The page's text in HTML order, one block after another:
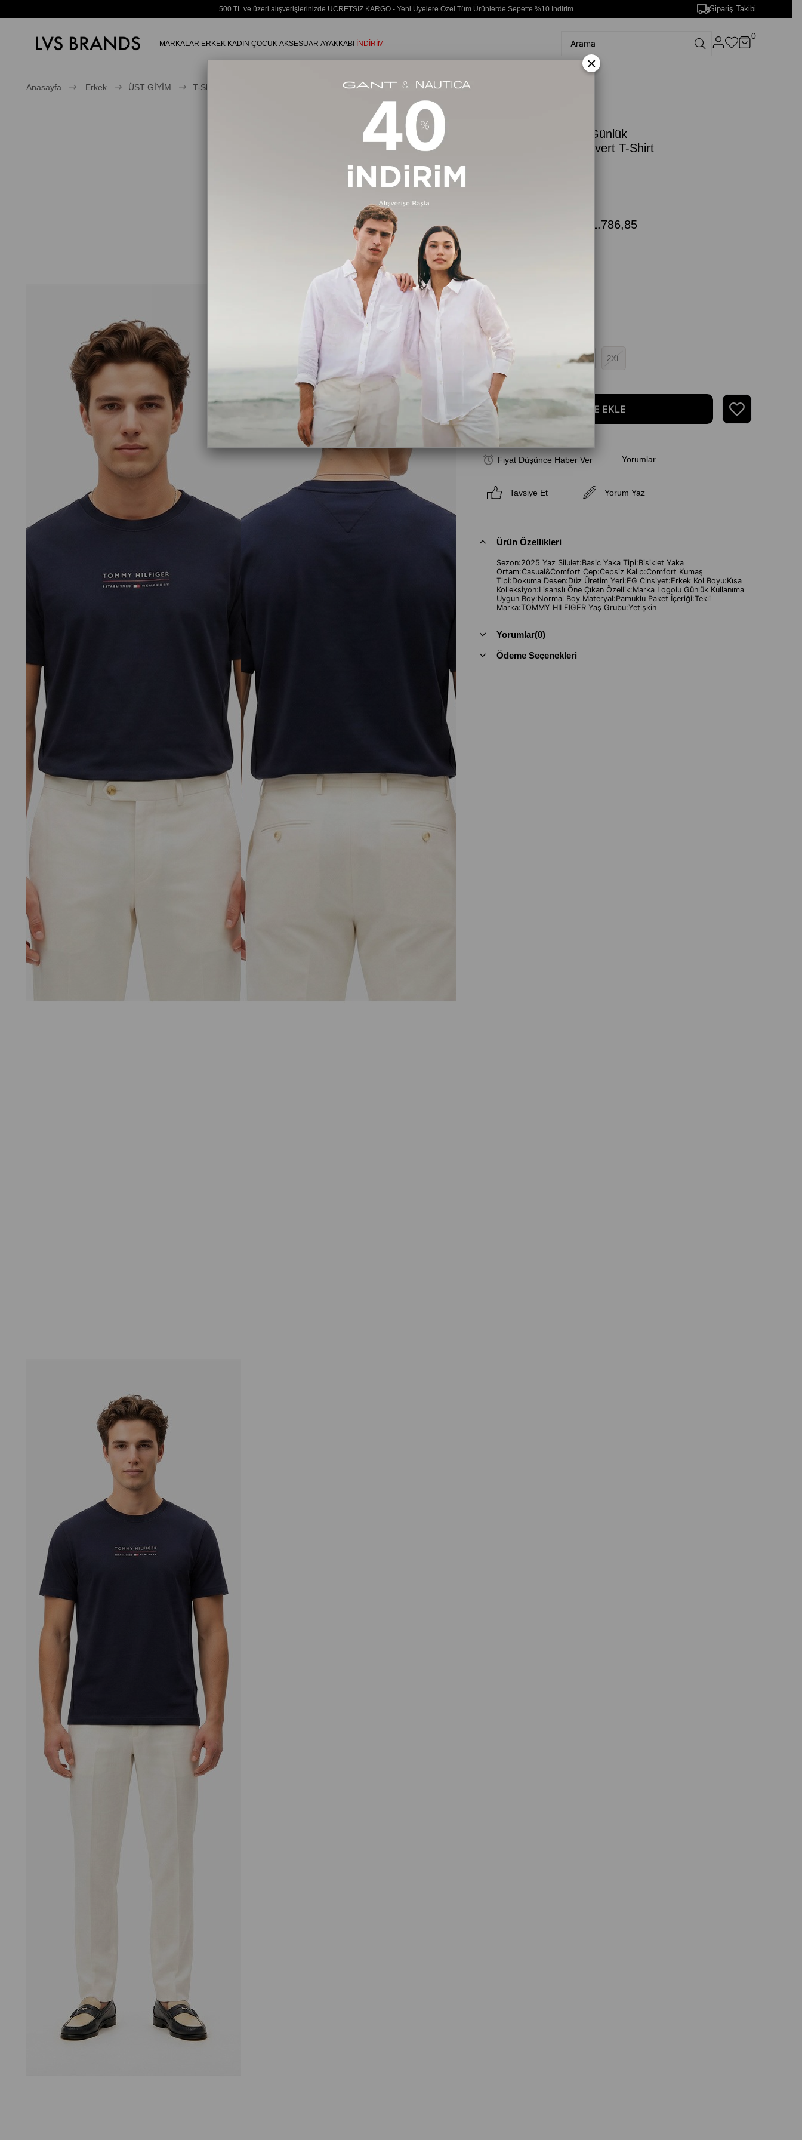
500 TL ve üzeri alışverişlerinizde ÜCRETSİZ KARGO - Yeni Üyelere Özel Tüm Ürünlerde Sepette %10 İndirim Sipariş Takibi
MARKALAR ERKEK KADIN ÇOCUK AKSESUAR AYAKKABI İNDİRİM
0
Anasayfa Erkek ÜST GİYİM T-Shirt Erkek Marka Logolu Günlük Kullanıma Uygun Lacivert T-Shirt MW0MW42363 DW5
Erkek Marka Logolu Günlük
Kullanıma Uygun Lacivert T-Shirt
₺1.786,85
Lacivert
Beden
XL 2XL
Fiyat Düşünce Haber Ver Yorumlar
Tavsiye Et Yorum Yaz
Ürün Özellikleri
Sezon:2025 Yaz Silulet:Basic Yaka Tipi:Bisiklet Yaka
Ortam:Casual&Comfort Cep:Cepsiz Kalıp:Comfort Kumaş
Tipi:Dokuma Desen:Düz Üretim Yeri:EG Cinsiyet:Erkek Kol Boyu:Kısa
Kolleksiyon:Lisanslı Öne Çıkan Özellik:Marka Logolu Günlük Kullanıma
Uygun Boy:Normal Boy Materyal:Pamuklu Paket İçeriği:Tekli
Marka:TOMMY HILFIGER Yaş Grubu:Yetişkin
Yorumlar(0)
Ödeme Seçenekleri
×